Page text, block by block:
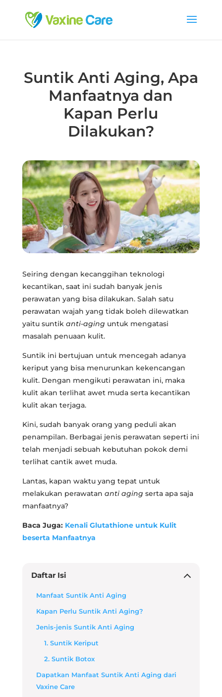
Suntik Anti Aging, Apa
Manfaatnya dan
Kapan Perlu
Dilakukan?
Seiring dengan kecanggihan teknologi
kecantikan, saat ini sudah banyak jenis
perawatan yang bisa dilakukan. Salah satu
perawatan wajah yang tidak boleh dilewatkan
yaitu suntik anti-aging untuk mengatasi
masalah penuaan kulit.
Suntik ini bertujuan untuk mencegah adanya
keriput yang bisa menurunkan kekencangan
kulit. Dengan mengikuti perawatan ini, maka
kulit akan terlihat awet muda serta kecantikan
kulit akan terjaga.
Kini, sudah banyak orang yang peduli akan
penampilan. Berbagai jenis perawatan seperti ini
telah menjadi sebuah kebutuhan pokok demi
terlihat cantik awet muda.
Lantas, kapan waktu yang tepat untuk
melakukan perawatan anti aging serta apa saja
manfaatnya?
Baca Juga: Kenali Glutathione untuk Kulit
beserta Manfaatnya
Daftar Isi
Manfaat Suntik Anti Aging
Kapan Perlu Suntik Anti Aging?
Jenis-jenis Suntik Anti Aging
1. Suntik Keriput
2. Suntik Botox
Dapatkan Manfaat Suntik Anti Aging dari
Vaxine Care